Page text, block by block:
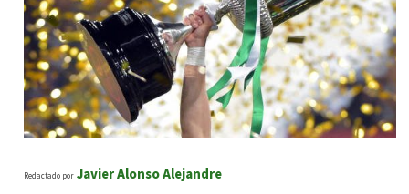
Redactado por Javier Alonso Alejandre